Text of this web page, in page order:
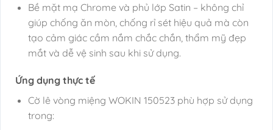
Bề mặt mạ Chrome và phủ lớp Satin – không chỉ
giúp chống ăn mòn, chống rỉ sét hiệu quả mà còn
tạo cảm giác cầm nắm chắc chắn, thẩm mỹ đẹp
mắt và dễ vệ sinh sau khi sử dụng.
Ứng dụng thực tế
Cờ lê vòng miệng WOKIN 150523 phù hợp sử dụng
trong: